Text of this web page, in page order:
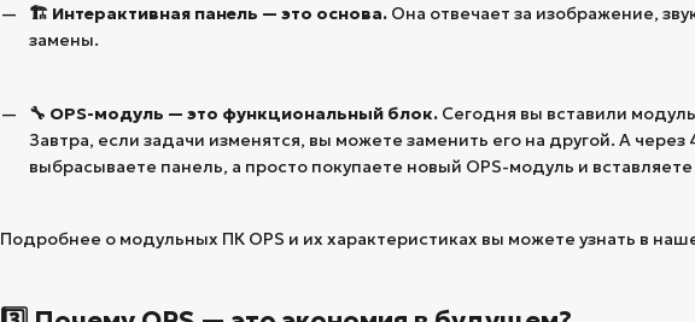
🏗️ Интерактивная панель — это основа. Она отвечает за изображение,
замены.
🔧 OPS-модуль — это функциональный блок. Сегодня вы вставили
Завтра, если задачи изменятся, вы можете заменить его на другой. А
выбрасываете панель, а просто покупаете новый OPS-модуль и вставляете
Подробнее о модульных ПК OPS и их характеристиках вы можете узнать в